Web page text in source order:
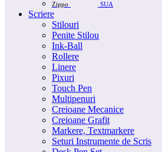
Zippo SUA
Scriere
Stilouri
Penite Stilou
Ink-Ball
Rollere
Linere
Pixuri
Touch Pen
Multipenuri
Creioane Mecanice
Creioane Grafit
Markere, Textmarkere
Seturi Instrumente de Scris